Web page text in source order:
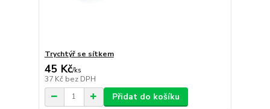
Trychtýř se sítkem
45 Kč/ks
37 Kč bez DPH
Přidat do košíku